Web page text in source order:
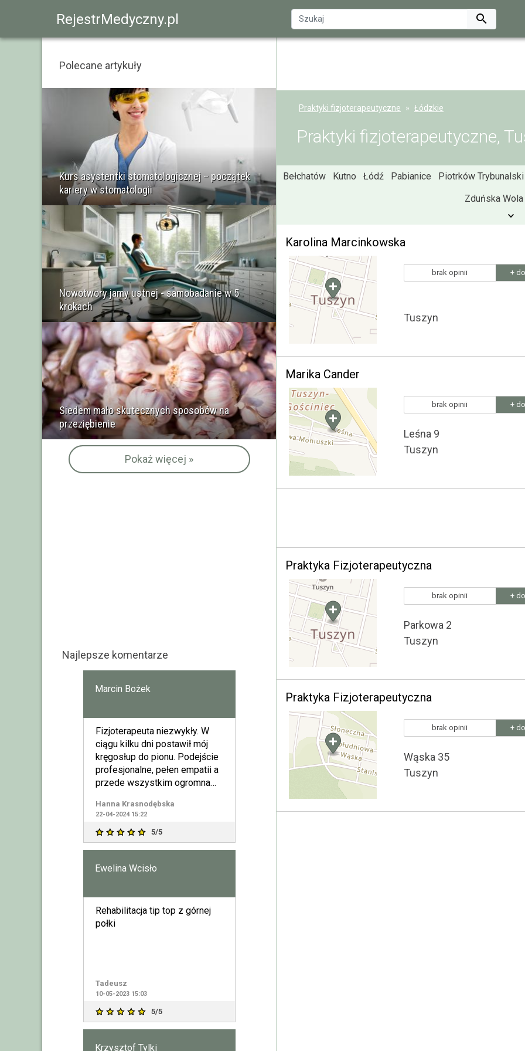
RejestrMedyczny.pl 
Praktyki fizjoterapeutyczne Łódzkie
Praktyki fizjoterapeutyczne,
Bełchatów Kutno Łódź Pabianice Piotrków Trybunalski
Zduńska Wola
Karolina Marcinkowska
brak opinii +
Tuszyn
Marika Cander
brak opinii +
Leśna 9
Tuszyn
Praktyka Fizjoterapeutyczna
brak opinii +
Parkowa 2
Tuszyn
Praktyka Fizjoterapeutyczna
brak opinii +
Wąska 35
Tuszyn
Polecane artykuły
Kurs asystentki stomatologicznej – początek
kariery w stomatologii
Nowotwory jamy ustnej - samobadanie w 5
krokach
Siedem mało skutecznych sposobów na
przeziębienie
Pokaż więcej »
Najlepsze komentarze
Marcin Bożek
Fizjoterapeuta niezwykły. W
ciągu kilku dni postawił mój
kręgosłup do pionu. Podejście
profesjonalne, pełen empatii a
przede wszystkim ogromna
Hanna Krasnodębska
22-04-2024 15:22
5/5
Ewelina Wcisło
Rehabilitacja tip top z górnej
połki
Tadeusz
10-05-2023 15:03
5/5
Krzysztof Tylki